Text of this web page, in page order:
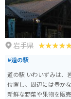
岩手県
#道の駅
道の駅 いわいずみは、
位置し、周辺には豊かな自然が広が
新鮮な野菜や果物を販